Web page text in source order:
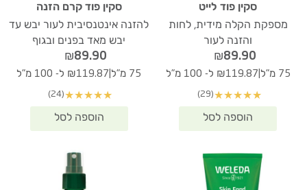
סקין פוד לייט
מספקת הקלה מידית, לחות
והזנה לעור
₪89.90
75 מ"ל ₪119.87 ל- 100 מ"ל
★
★
★
★
★
(29)
סקין פוד קרם הזנה
להזנה אינטנסיבית לעור יבש עד
יבש מאד בפנים ובגוף
₪89.90
75 מ"ל ₪119.87 ל- 100 מ"ל
★
★
★
★
★
(24)